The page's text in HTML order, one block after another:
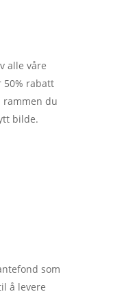
alle våre
rabatt
rammen du
bilde.
som
å levere